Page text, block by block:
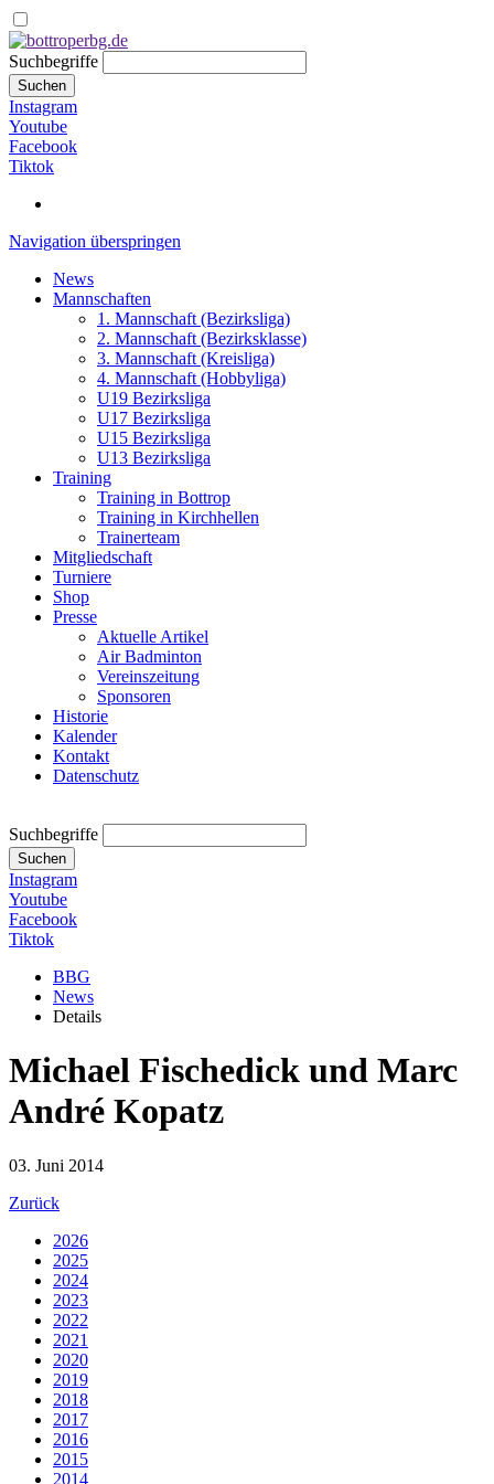
Suchbegriffe
Suchen
Instagram
Youtube
Facebook
Tiktok
Navigation überspringen
News
Mannschaften
1. Mannschaft (Bezirksliga)
2. Mannschaft (Bezirksklasse)
3. Mannschaft (Kreisliga)
4. Mannschaft (Hobbyliga)
U19 Bezirksliga
U17 Bezirksliga
U15 Bezirksliga
U13 Bezirksliga
Training
Training in Bottrop
Training in Kirchhellen
Trainerteam
Mitgliedschaft
Turniere
Shop
Presse
Aktuelle Artikel
Air Badminton
Vereinszeitung
Sponsoren
Historie
Kalender
Kontakt
Datenschutz
Suchbegriffe
Suchen
Instagram
Youtube
Facebook
Tiktok
BBG
News
Details
Michael Fischedick und Marc
André Kopatz
03. Juni 2014
Zurück
2026
2025
2024
2023
2022
2021
2020
2019
2018
2017
2016
2015
2014